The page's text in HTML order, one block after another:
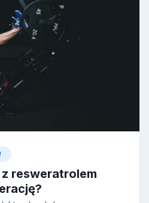
resweratrolem